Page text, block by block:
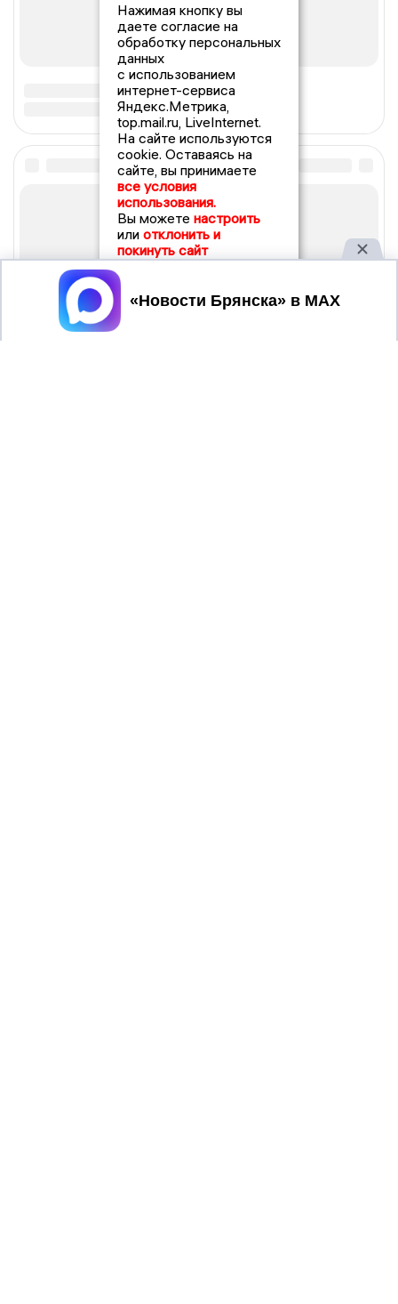
Нажимая кнопку вы
даете согласие на
обработку персональных
данных
с использованием
интернет-сервиса
Яндекс.Метрика,
top.mail.ru, LiveInternet.
На сайте используются
cookie. Оставаясь на
сайте, вы принимаете
все условия
использования.
Вы можете настроить
или отклонить и
покинуть сайт
Принять